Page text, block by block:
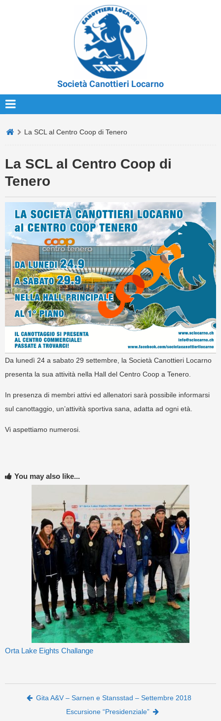
Società Canottieri Locarno
La SCL al Centro Coop di Tenero
La SCL al Centro Coop di
Tenero
Da lunedì 24 a sabato 29 settembre, la Società Canottieri Locarno
presenta la sua attività nella Hall del Centro Coop a Tenero.
In presenza di membri attivi ed allenatori sarà possibile informarsi
sul canottaggio, un’attività sportiva sana, adatta ad ogni età.
Vi aspettiamo numerosi.
You may also like...
Orta Lake Eights Challange
Post navigation
Gita A&V – Sarnen e Stansstad – Settembre 2018
Escursione “Presidenziale”